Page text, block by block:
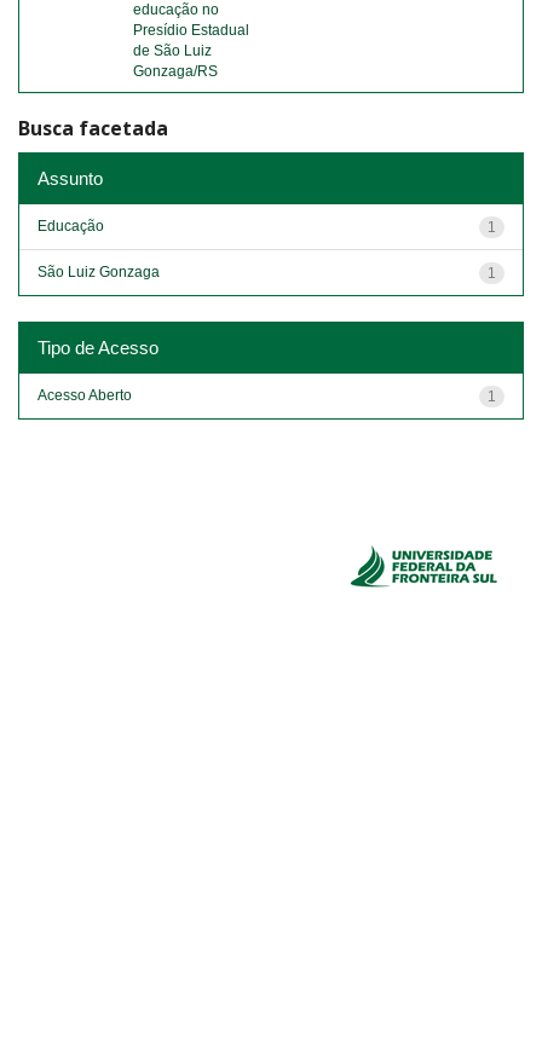
educação no
Presídio Estadual
de São Luiz
Gonzaga/RS
Busca facetada
Assunto
1
Educação
1
São Luiz Gonzaga
Tipo de Acesso
1
Acesso Aberto